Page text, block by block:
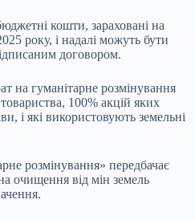
кошти, зараховані на
року, і надалі можуть бути
договором.
на гуманітарне розмінування
100% акцій яких
і які використовують земельні
розмінування» передбачає
очищення від мін земель